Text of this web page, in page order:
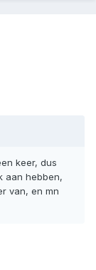
keer, dus
aan hebben,
van, en mn